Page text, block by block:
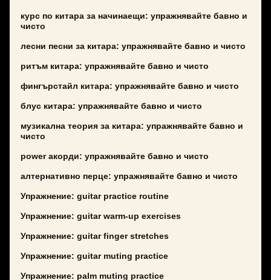
курс по китара за начинаещи: упражнявайте бавно и
чисто
лесни песни за китара: упражнявайте бавно и чисто
ритъм китара: упражнявайте бавно и чисто
фингърстайл китара: упражнявайте бавно и чисто
блус китара: упражнявайте бавно и чисто
музикална теория за китара: упражнявайте бавно и
чисто
power акорди: упражнявайте бавно и чисто
алтернативно перце: упражнявайте бавно и чисто
Упражнение: guitar practice routine
Упражнение: guitar warm-up exercises
Упражнение: guitar finger stretches
Упражнение: guitar muting practice
Упражнение: palm muting practice